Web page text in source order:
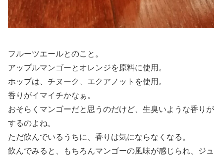
フルーツエールとのこと。
アップルマンゴーとオレンジを原料に使用。
ホップは、チヌーク、エクアノットを使用。
香りがイマイチかなぁ。
おそらくマンゴーだと思うのだけど、生臭いような香りが
するのよね。
ただ飲んでいるうちに、香りは気にならなくなる。
飲んでみると、もちろんマンゴーの風味が感じられ、ジュ